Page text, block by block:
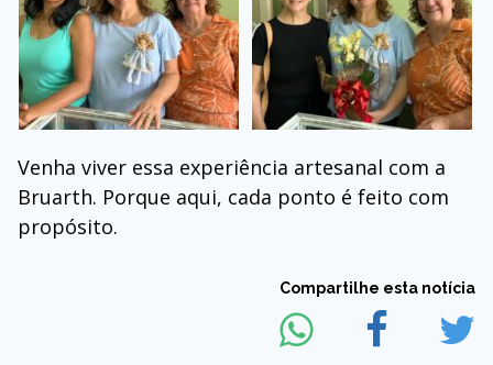
Venha viver essa experiência artesanal com a
Bruarth. Porque aqui, cada ponto é feito com
propósito.
Compartilhe esta notícia